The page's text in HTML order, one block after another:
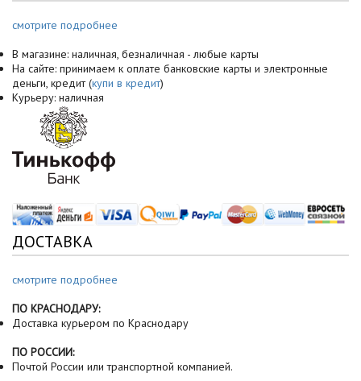
смотрите подробнее
В магазине: наличная, безналичная - любые карты
На сайте: принимаем к оплате банковские карты и электронные
деньги, кредит (купи в кредит)
Курьеру: наличная
ДОСТАВКА
смотрите подробнее
ПО КРАСНОДАРУ:
Доставка курьером по Краснодару
ПО РОССИИ:
Почтой России или транспортной компанией.